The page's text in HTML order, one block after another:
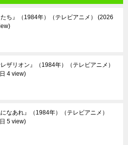
たち』（1984年）（テレビアニメ）
2026
レザリオン』（1984年）（テレビアニメ）
4 view
になあれ』（1984年）（テレビアニメ）
5 view